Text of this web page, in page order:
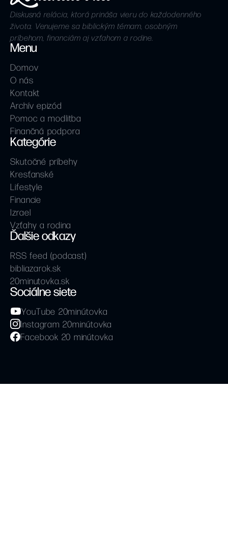
Diskusná relácia, ktorá prináša vieru do každodenného
života. Venujeme sa biblickým témam, osobným
príbehom, financiám aj vzťahom a rodine.
Menu
Domov
O nás
Kontakt
Archív epizód
Pomoc a modlitba
Finančná podpora
Kategórie
Skutočné príbehy
Kresťanské
Lifestyle
Financie
Izrael
Vzťahy a rodina
Ďalšie odkazy
RSS feed (podcast)
bibliazarok.sk
20minutovka.sk
Sociálne siete
YouTube 20minútovka
Instagram 20minútovka
Facebook 20 minútovka